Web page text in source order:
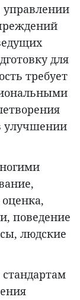
управлении
для
требует
улучшении
поведение
людские